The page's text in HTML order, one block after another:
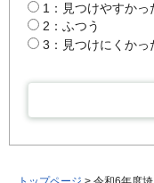
1：見つけやすかっ
2：ふつう
3：見つけにくかっ